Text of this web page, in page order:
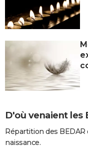
D'où venaient les
Répartition des
naissance.